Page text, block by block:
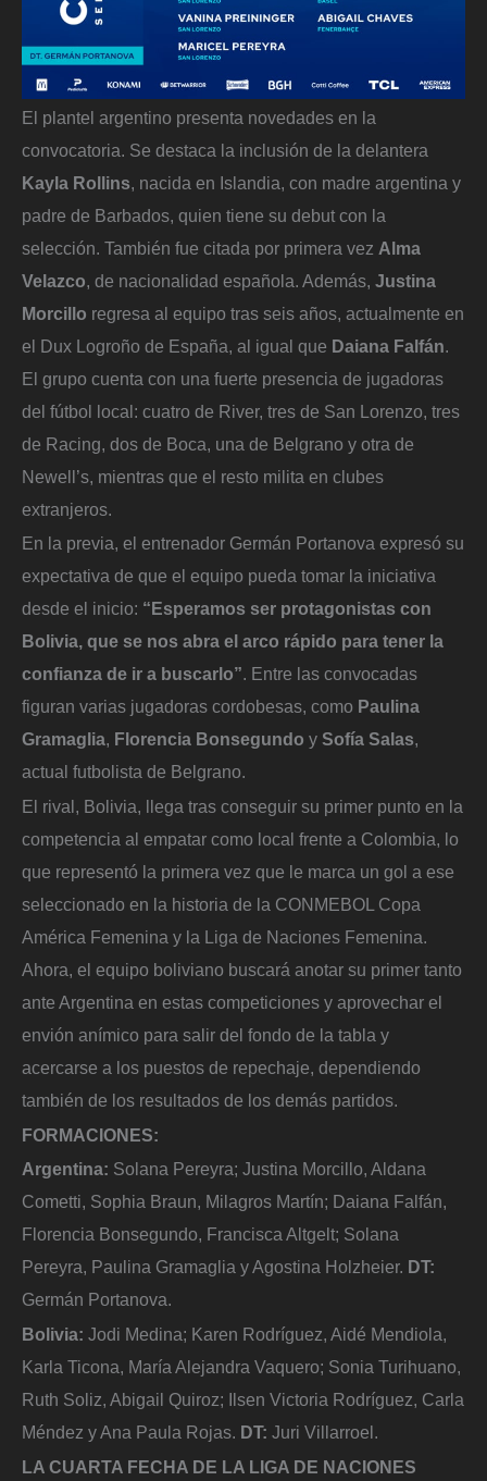
El plantel argentino presenta novedades en la
convocatoria. Se destaca la inclusión de la delantera
Kayla Rollins, nacida en Islandia, con madre argentina y
padre de Barbados, quien tiene su debut con la
selección. También fue citada por primera vez Alma
Velazco, de nacionalidad española. Además, Justina
Morcillo regresa al equipo tras seis años, actualmente en
el Dux Logroño de España, al igual que Daiana Falfán.
El grupo cuenta con una fuerte presencia de jugadoras
del fútbol local: cuatro de River, tres de San Lorenzo, tres
de Racing, dos de Boca, una de Belgrano y otra de
Newell’s, mientras que el resto milita en clubes
extranjeros.
En la previa, el entrenador Germán Portanova expresó su
expectativa de que el equipo pueda tomar la iniciativa
desde el inicio: “Esperamos ser protagonistas con
Bolivia, que se nos abra el arco rápido para tener la
confianza de ir a buscarlo”. Entre las convocadas
figuran varias jugadoras cordobesas, como Paulina
Gramaglia, Florencia Bonsegundo y Sofía Salas,
actual futbolista de Belgrano.
El rival, Bolivia, llega tras conseguir su primer punto en la
competencia al empatar como local frente a Colombia, lo
que representó la primera vez que le marca un gol a ese
seleccionado en la historia de la CONMEBOL Copa
América Femenina y la Liga de Naciones Femenina.
Ahora, el equipo boliviano buscará anotar su primer tanto
ante Argentina en estas competiciones y aprovechar el
envión anímico para salir del fondo de la tabla y
acercarse a los puestos de repechaje, dependiendo
también de los resultados de los demás partidos.
FORMACIONES:
Argentina: Solana Pereyra; Justina Morcillo, Aldana
Cometti, Sophia Braun, Milagros Martín; Daiana Falfán,
Florencia Bonsegundo, Francisca Altgelt; Solana
Pereyra, Paulina Gramaglia y Agostina Holzheier. DT:
Germán Portanova.
Bolivia: Jodi Medina; Karen Rodríguez, Aidé Mendiola,
Karla Ticona, María Alejandra Vaquero; Sonia Turihuano,
Ruth Soliz, Abigail Quiroz; Ilsen Victoria Rodríguez, Carla
Méndez y Ana Paula Rojas. DT: Juri Villarroel.
LA CUARTA FECHA DE LA LIGA DE NACIONES